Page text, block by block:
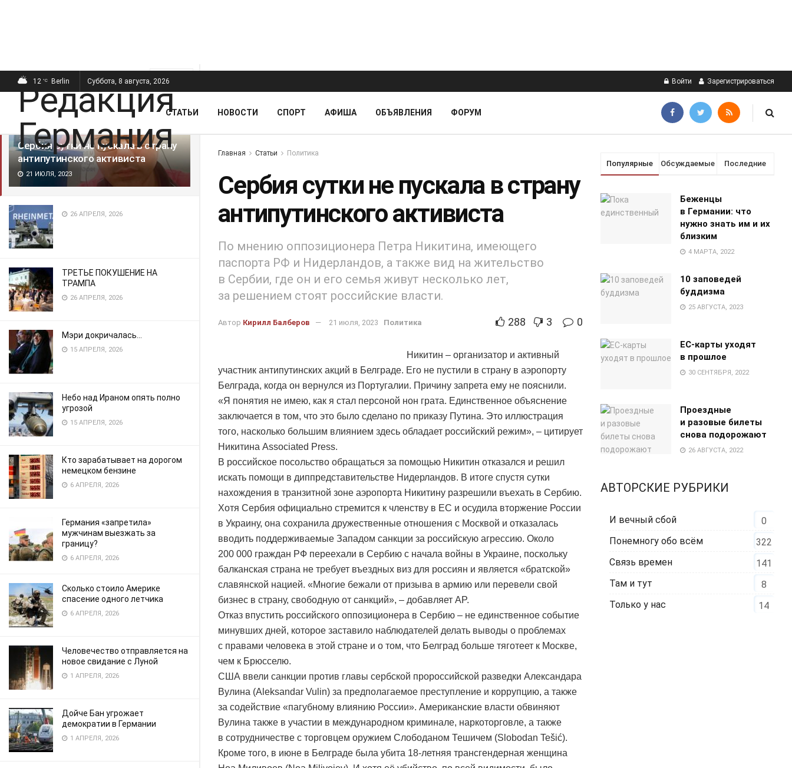
ПОСЛЕДНИЕ
Сербия сутки не пускала в страну
антипутинского активиста
21 ИЮЛЯ, 2023
26 АПРЕЛЯ, 2026
ТРЕТЬЕ ПОКУШЕНИЕ НА
ТРАМПА
26 АПРЕЛЯ, 2026
Мэри докричалась…
15 АПРЕЛЯ, 2026
Небо над Ираном опять полно
угрозой
15 АПРЕЛЯ, 2026
Кто зарабатывает на дорогом
немецком бензине
6 АПРЕЛЯ, 2026
Германия «запретила»
мужчинам выезжать за
границу?
6 АПРЕЛЯ, 2026
Сколько стоило Америке
спасение одного летчика
6 АПРЕЛЯ, 2026
Человечество отправляется на
новое свидание с Луной
1 АПРЕЛЯ, 2026
Дойче Бан угрожает
демократии в Германии
1 АПРЕЛЯ, 2026
12 °C Berlin Суббота, 8 августа, 2026 Войти Зарегистрироваться
СТАТЬИ НОВОСТИ СПОРТ АФИША ОБЪЯВЛЕНИЯ ФОРУМ
Главная Статьи Политика
Сербия сутки не пускала в страну
антипутинского активиста
По мнению оппозиционера Петра Никитина, имеющего
паспорта РФ и Нидерландов, а также вид на жительство
в Сербии, где он и его семья живут несколько лет,
за решением стоят российские власти.
Автор Кирилл Балберов 21 июля, 2023 Политика 288 3 0
Никитин – организатор и активный
участник антипутинских акций в Белграде. Его не пустили в страну в аэропорту
Белграда, когда он вернулся из Португалии. Причину запрета ему не пояснили.
«Я понятия не имею, как я стал персоной нон грата. Единственное объяснение
заключается в том, что это было сделано по приказу Путина. Это иллюстрация
того, насколько большим влиянием здесь обладает российский режим», – цитирует
Никитина Associated Press.
В российское посольство обращаться за помощью Никитин отказался и решил
искать помощи в диппредставительстве Нидерландов. В итоге спустя сутки
нахождения в транзитной зоне аэропорта Никитину разрешили въехать в Сербию.
Хотя Сербия официально стремится к членству в ЕС и осудила вторжение России
в Украину, она сохранила дружественные отношения с Москвой и отказалась
вводить поддерживаемые Западом санкции за российскую агрессию. Около
200 000 граждан РФ переехали в Сербию с начала войны в Украине, поскольку
балканская страна не требует въездных виз для россиян и является «братской»
славянской нацией. «Многие бежали от призыва в армию или перевели свой
бизнес в страну, свободную от санкций», – добавляет AP.
Отказ впустить российского оппозиционера в Сербию – не единственное событие
минувших дней, которое заставило наблюдателей делать выводы о проблемах
с правами человека в этой стране и о том, что Белград больше тяготеет к Москве,
чем к Брюсселю.
США ввели санкции против главы сербской пророссийской разведки Александара
Вулина (Aleksandar Vulin) за предполагаемое преступление и коррупцию, а также
за содействие «пагубному влиянию России». Американские власти обвиняют
Вулина также в участии в международном криминале, наркоторговле, а также
в сотрудничестве с торговцем оружием Слободаном Тешичем (Slobodan Tešić).
Кроме того, в июне в Белграде была убита 18-летняя трансгендерная женщина
Популярные Обсуждаемые Последние
Беженцы
в Германии: что
нужно знать им и их
близким
4 МАРТА, 2022
10 заповедей
буддизма
25 АВГУСТА, 2023
EC-карты уходят
в прошлое
30 СЕНТЯБРЯ, 2022
Проездные
и разовые билеты
снова подорожают
26 АВГУСТА, 2022
АВТОРСКИЕ РУБРИКИ
И вечный сбой
0
Понемногу обо всём
322
Связь времен
141
Там и тут
8
Только у нас
14